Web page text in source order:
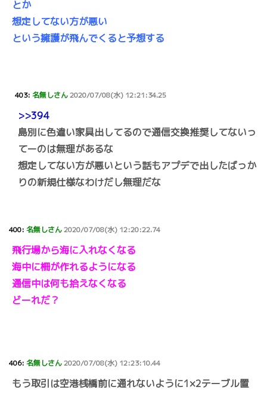
とか
想定してない方が悪い
という擁護が飛んでくると予想する
403: 名無しさん2020/07/08(水) 12:21:34.25
>>394
島別に色違い家具出してるので通信交換推奨してないっ
てーのは無理があるな
想定してない方が悪いという話もアプデで出したばっか
りの新規仕様なわけだし無理だな
400: 名無しさん2020/07/08(水) 12:20:22.74
飛行場から海に入れなくなる
海中に柵が作れるようになる
通信中は何も拾えなくなる
どーれだ？
406: 名無しさん2020/07/08(水) 12:23:10.44
もう取引は空港桟橋前に通れないように1×2テーブル置